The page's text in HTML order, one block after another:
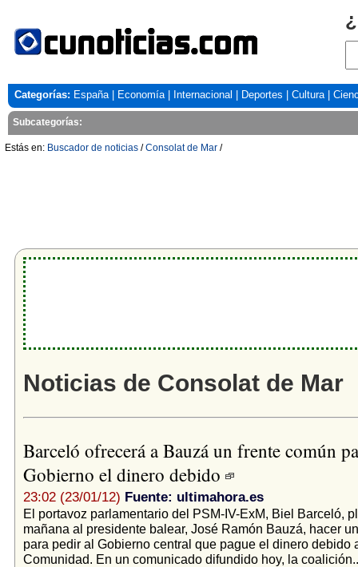
Categorías: España| Economía| Internacional Deportes Cultura|
Subcategorías:
Estás en: Buscador de noticias /Consolat de Mar /
Noticias de Consolat de Mar
Barceló ofrecerá a Bauzá un frente común
Gobierno el dinero debido
23:02 (23/01/12) Fuente: ultimahora.es
El portavoz parlamentario del PSM-IV-ExM, Biel Barceló,
mañana al presidente balear, José Ramón Bauzá, hacer
para pedir al Gobierno central que pague el dinero debido
Comunidad. En un comunicado difundido hoy, la